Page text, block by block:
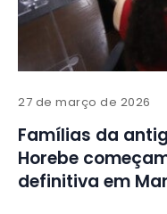
27 de março de 2026
Famílias da
Horebe
definitiva em